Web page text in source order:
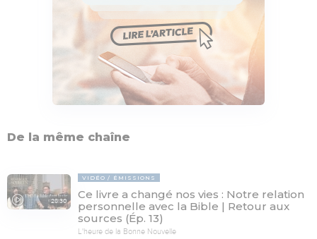
De la même chaîne
28:30
VIDÉO ÉMISSIONS
Ce livre a changé nos vies : Notre relation
personnelle avec la Bible | Retour aux
sources (Ép. 13)
L'heure de la Bonne Nouvelle